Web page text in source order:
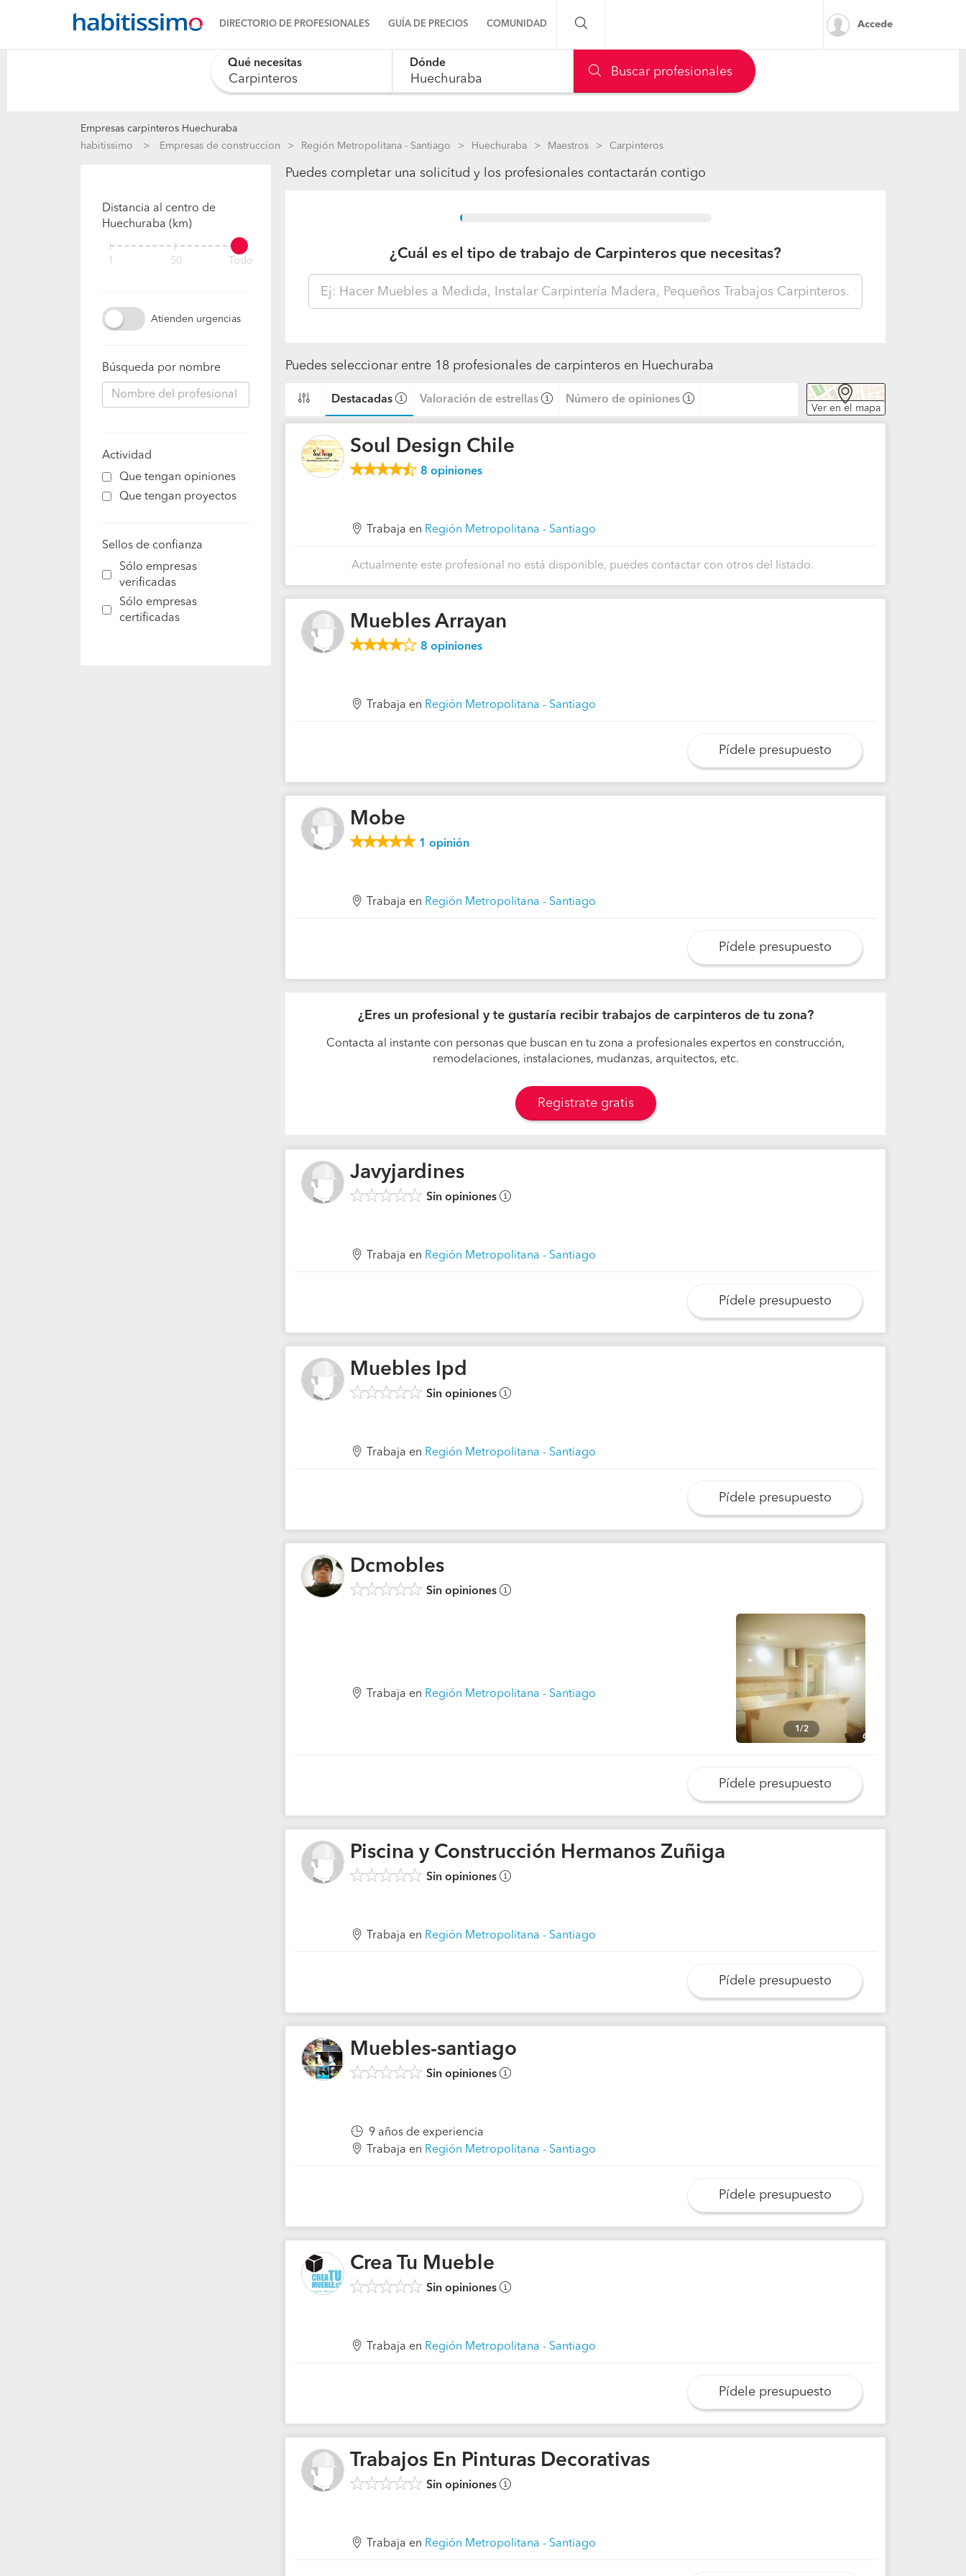
DIRECTORIO DE PROFESIONALES GUÍA DE PRECIOS COMUNIDAD
Preguntas a la comunidad
Procenter
Accede
Qué necesitas Dónde
Buscar profesionales
Empresas carpinteros Huechuraba
habitissimo
Empresas de construccion Región Metropolitana - Santiago Huechuraba Maestros Carpinteros
Distancia al centro de
Huechuraba (km)
1 50 Todo
Atienden urgencias
Búsqueda por nombre
Actividad
Que tengan opiniones
Que tengan proyectos
Sellos de confianza
Sólo empresas
verificadas
Sólo empresas
certificadas
Puedes completar una solicitud y los profesionales contactarán contigo
15%
¿Cuál es el tipo de trabajo de Carpinteros que necesitas?
Puedes seleccionar entre 18 profesionales de carpinteros en Huechuraba
Destacadas Valoración de estrellas Número de opiniones
Ver en el mapa
Soul Design Chile
8 opiniones
Trabaja en Región Metropolitana - Santiago
Actualmente este profesional no está disponible, puedes contactar con otros del listado.
Muebles Arrayan
8 opiniones
Trabaja en Región Metropolitana - Santiago
Pídele presupuesto
Mobe
1 opinión
Trabaja en Región Metropolitana - Santiago
Pídele presupuesto
¿Eres un profesional y te gustaría recibir trabajos de carpinteros de tu zona?
Contacta al instante con personas que buscan en tu zona a profesionales expertos en construcción,
remodelaciones, instalaciones, mudanzas, arquitectos, etc.
Registrate gratis
Javyjardines
Sin opiniones
Trabaja en Región Metropolitana - Santiago
Pídele presupuesto
Muebles Ipd
Sin opiniones
Trabaja en Región Metropolitana - Santiago
Pídele presupuesto
Dcmobles
Sin opiniones
1/2
Trabaja en Región Metropolitana - Santiago
Pídele presupuesto
Piscina y Construcción Hermanos Zuñiga
Sin opiniones
Trabaja en Región Metropolitana - Santiago
Pídele presupuesto
Muebles-santiago
Sin opiniones
9 años de experiencia
Trabaja en Región Metropolitana - Santiago
Pídele presupuesto
Crea Tu Mueble
Sin opiniones
Trabaja en Región Metropolitana - Santiago
Pídele presupuesto
Trabajos En Pinturas Decorativas
Sin opiniones
Trabaja en Región Metropolitana - Santiago